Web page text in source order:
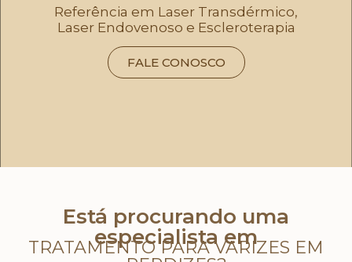
Referência em Laser Transdérmico,
Laser Endovenoso e Escleroterapia
FALE CONOSCO
Está procurando uma
especialista em
TRATAMENTO PARA VARIZES EM